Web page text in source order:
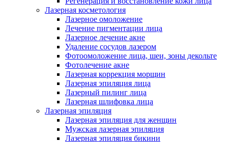
Лазерная косметология
Лазерное омоложение
Лечение пигментации лица
Лазерное лечение акне
Удаление сосудов лазером
Фотоомоложение лица, шеи, зоны декольте
Фотолечение акне
Лазерная коррекция морщин
Лазерная эпиляция лица
Лазерный пилинг лица
Лазерная шлифовка лица
Лазерная эпиляция
Лазерная эпиляция для женщин
Мужская лазерная эпиляция
Лазерная эпиляция бикини